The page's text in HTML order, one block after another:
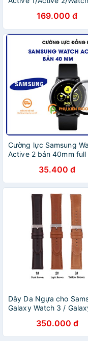
169.000 đ
Cường lực Samsung
Active 2 bản 40mm full
Samsung Galaxy Watch
Active 2 bản 40mm
35.400 đ
Dây Da Ngựa cho
Galaxy Watch 3 /
Pro / Huawei Watch GT2.
350.000 đ